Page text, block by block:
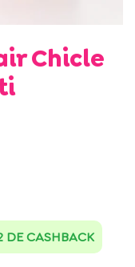
Chicle
DE CASHBACK